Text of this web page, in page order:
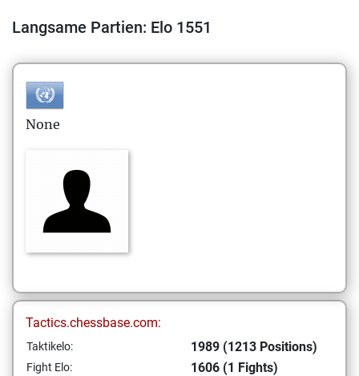
Langsame Partien: Elo 1551
None
Tactics.chessbase.com:
Taktikelo: 1989 (1213 Positions)
Fight Elo: 1606 (1 Fights)